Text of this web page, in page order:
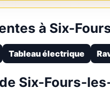
à Six-
Tableau électrique
Six-Fours-